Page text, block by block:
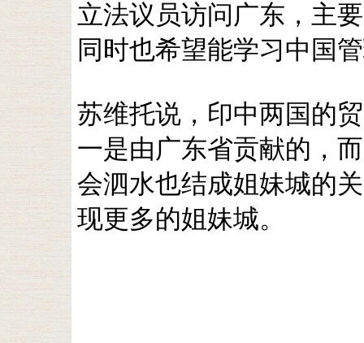
立法议员访问广东，主
同时也希望能学习中国
苏维托说，印中两国的
一是由广东省贡献的，
会泗水也结成姐妹城的
现更多的姐妹城。